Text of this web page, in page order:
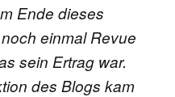
Ende dieses
einmal Revue
sein Ertrag war.
des Blogs kam